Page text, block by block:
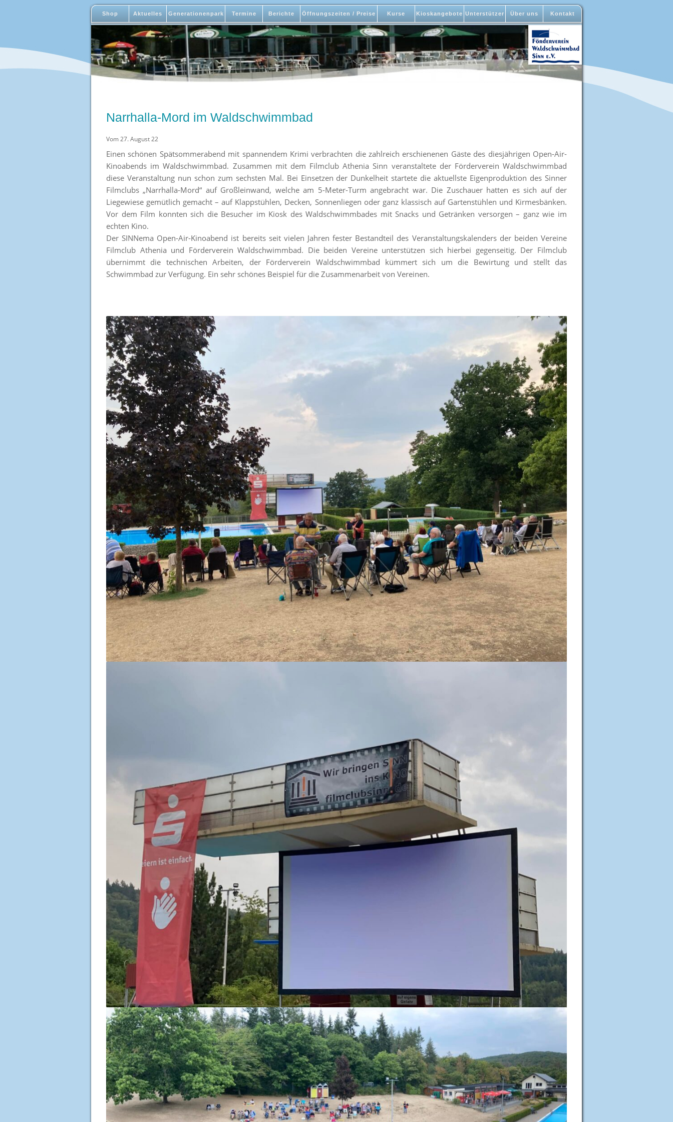
Shop Aktuelles Generationenpark Termine Berichte Öffnungszeiten / Preise Kurse Kioskangebote Unterstützer Über uns Kontakt
Narrhalla-Mord im Waldschwimmbad
Vom 27. August 22
Einen schönen Spätsommerabend mit spannendem Krimi verbrachten die zahlreich erschienenen Gäste des diesjährigen Open-Air-
Kinoabends im Waldschwimmbad. Zusammen mit dem Filmclub Athenia Sinn veranstaltete der Förderverein Waldschwimmbad
diese Veranstaltung nun schon zum sechsten Mal. Bei Einsetzen der Dunkelheit startete die aktuellste Eigenproduktion des Sinner
Filmclubs „Narrhalla-Mord“ auf Großleinwand, welche am 5-Meter-Turm angebracht war. Die Zuschauer hatten es sich auf der
Liegewiese gemütlich gemacht – auf Klappstühlen, Decken, Sonnenliegen oder ganz klassisch auf Gartenstühlen und Kirmesbänken.
Vor dem Film konnten sich die Besucher im Kiosk des Waldschwimmbades mit Snacks und Getränken versorgen – ganz wie im
echten Kino.
Der SINNema Open-Air-Kinoabend ist bereits seit vielen Jahren fester Bestandteil des Veranstaltungskalenders der beiden Vereine
Filmclub Athenia und Förderverein Waldschwimmbad. Die beiden Vereine unterstützen sich hierbei gegenseitig. Der Filmclub
übernimmt die technischen Arbeiten, der Förderverein Waldschwimmbad kümmert sich um die Bewirtung und stellt das
Schwimmbad zur Verfügung. Ein sehr schönes Beispiel für die Zusammenarbeit von Vereinen.